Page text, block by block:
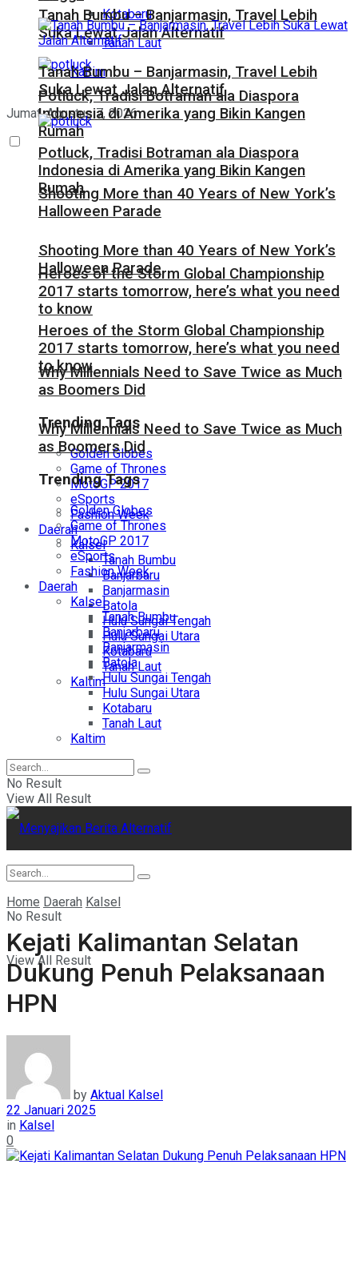
Kotabaru
Tanah Laut
Kaltim
Jumat, Agustus 7, 2026
Tanah Bumbu – Banjarmasin, Travel Lebih
Suka Lewat Jalan Alternatif
Potluck, Tradisi Botraman ala Diaspora
Indonesia di Amerika yang Bikin Kangen
Rumah
Shooting More than 40 Years of New York’s
Halloween Parade
Heroes of the Storm Global Championship
2017 starts tomorrow, here’s what you need
to know
Why Millennials Need to Save Twice as Much
as Boomers Did
Trending Tags
Golden Globes
Game of Thrones
MotoGP 2017
eSports
Fashion Week
Daerah
Kalsel
Tanah Bumbu
Banjarbaru
Banjarmasin
Batola
Hulu Sungai Tengah
Hulu Sungai Utara
Kotabaru
Tanah Laut
Kaltim
Tanah Bumbu – Banjarmasin, Travel Lebih
Suka Lewat Jalan Alternatif
Potluck, Tradisi Botraman ala Diaspora
Indonesia di Amerika yang Bikin Kangen
Rumah
Shooting More than 40 Years of New York’s
Halloween Parade
Heroes of the Storm Global Championship
2017 starts tomorrow, here’s what you need
to know
Why Millennials Need to Save Twice as Much
as Boomers Did
Trending Tags
Golden Globes
Game of Thrones
MotoGP 2017
eSports
Fashion Week
Daerah
Kalsel
Tanah Bumbu
Banjarbaru
Banjarmasin
Batola
Hulu Sungai Tengah
Hulu Sungai Utara
Kotabaru
Tanah Laut
Kaltim
No Result
View All Result
No Result
View All Result
Home Daerah Kalsel
Kejati Kalimantan Selatan
Dukung Penuh Pelaksanaan
HPN
by Aktual Kalsel
22 Januari 2025
in Kalsel
0